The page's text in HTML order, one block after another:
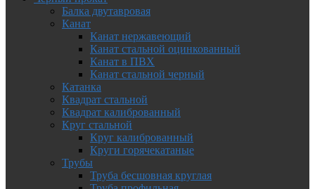
Балка двутавровая
Канат
Канат нержавеющий
Канат стальной оцинкованный
Канат в ПВХ
Канат стальной черный
Катанка
Квадрат стальной
Квадрат калиброванный
Круг стальной
Круг калиброванный
Круги горячекатаные
Трубы
Труба бесшовная круглая